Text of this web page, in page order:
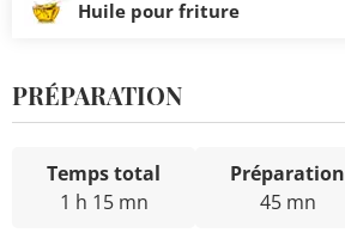
Huile pour friture
PRÉPARATION
Temps total
1 h 15 mn
Préparation
45 mn